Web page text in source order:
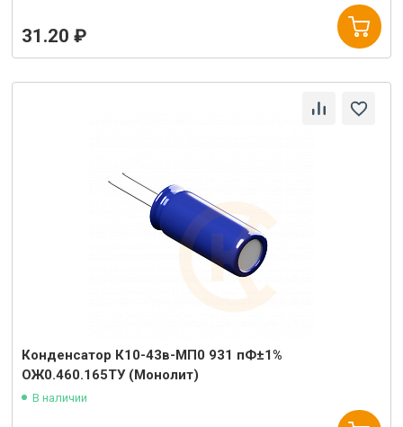
31.20 ₽
Конденсатор К10-43в-МП0 931 пФ±1%
ОЖ0.460.165ТУ (Монолит)
В наличии